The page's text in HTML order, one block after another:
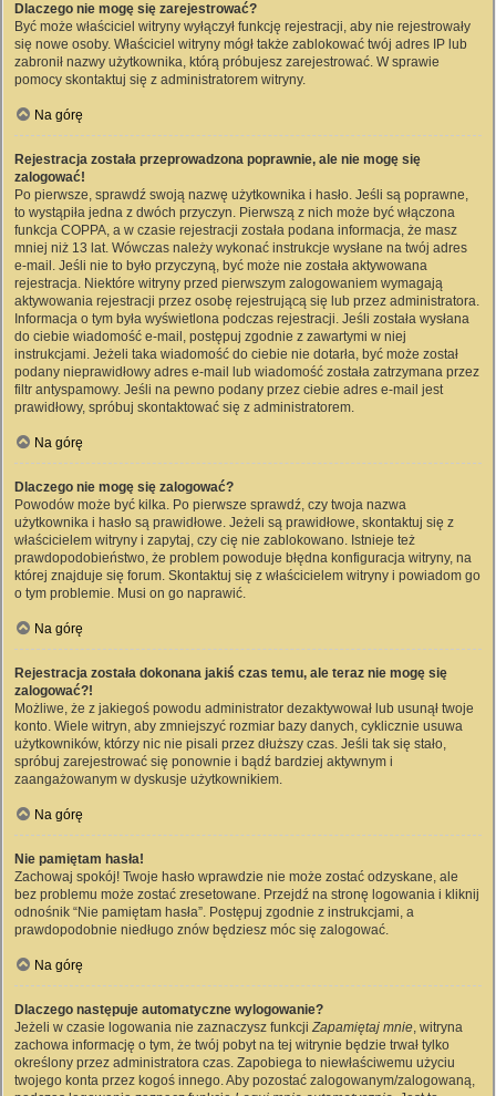
Dlaczego nie mogę się zarejestrować?
Być może właściciel witryny wyłączył funkcję rejestracji, aby nie rejestrowały
się nowe osoby. Właściciel witryny mógł także zablokować twój adres IP lub
zabronił nazwy użytkownika, którą próbujesz zarejestrować. W sprawie
pomocy skontaktuj się z administratorem witryny.
Na górę
Rejestracja została przeprowadzona poprawnie, ale nie mogę się
zalogować!
Po pierwsze, sprawdź swoją nazwę użytkownika i hasło. Jeśli są poprawne,
to wystąpiła jedna z dwóch przyczyn. Pierwszą z nich może być włączona
funkcja COPPA, a w czasie rejestracji została podana informacja, że masz
mniej niż 13 lat. Wówczas należy wykonać instrukcje wysłane na twój adres
e-mail. Jeśli nie to było przyczyną, być może nie została aktywowana
rejestracja. Niektóre witryny przed pierwszym zalogowaniem wymagają
aktywowania rejestracji przez osobę rejestrującą się lub przez administratora.
Informacja o tym była wyświetlona podczas rejestracji. Jeśli została wysłana
do ciebie wiadomość e-mail, postępuj zgodnie z zawartymi w niej
instrukcjami. Jeżeli taka wiadomość do ciebie nie dotarła, być może został
podany nieprawidłowy adres e-mail lub wiadomość została zatrzymana przez
filtr antyspamowy. Jeśli na pewno podany przez ciebie adres e-mail jest
prawidłowy, spróbuj skontaktować się z administratorem.
Na górę
Dlaczego nie mogę się zalogować?
Powodów może być kilka. Po pierwsze sprawdź, czy twoja nazwa
użytkownika i hasło są prawidłowe. Jeżeli są prawidłowe, skontaktuj się z
właścicielem witryny i zapytaj, czy cię nie zablokowano. Istnieje też
prawdopodobieństwo, że problem powoduje błędna konfiguracja witryny, na
której znajduje się forum. Skontaktuj się z właścicielem witryny i powiadom go
o tym problemie. Musi on go naprawić.
Na górę
Rejestracja została dokonana jakiś czas temu, ale teraz nie mogę się
zalogować?!
Możliwe, że z jakiegoś powodu administrator dezaktywował lub usunął twoje
konto. Wiele witryn, aby zmniejszyć rozmiar bazy danych, cyklicznie usuwa
użytkowników, którzy nic nie pisali przez dłuższy czas. Jeśli tak się stało,
spróbuj zarejestrować się ponownie i bądź bardziej aktywnym i
zaangażowanym w dyskusje użytkownikiem.
Na górę
Nie pamiętam hasła!
Zachowaj spokój! Twoje hasło wprawdzie nie może zostać odzyskane, ale
bez problemu może zostać zresetowane. Przejdź na stronę logowania i kliknij
odnośnik “Nie pamiętam hasła”. Postępuj zgodnie z instrukcjami, a
prawdopodobnie niedługo znów będziesz móc się zalogować.
Na górę
Dlaczego następuje automatyczne wylogowanie?
Jeżeli w czasie logowania nie zaznaczysz funkcjiZapamiętaj mnie, witryna
zachowa informację o tym, że twój pobyt na tej witrynie będzie trwał tylko
określony przez administratora czas. Zapobiega to niewłaściwemu użyciu
twojego konta przez kogoś innego. Aby pozostać zalogowanym/zalogowaną,